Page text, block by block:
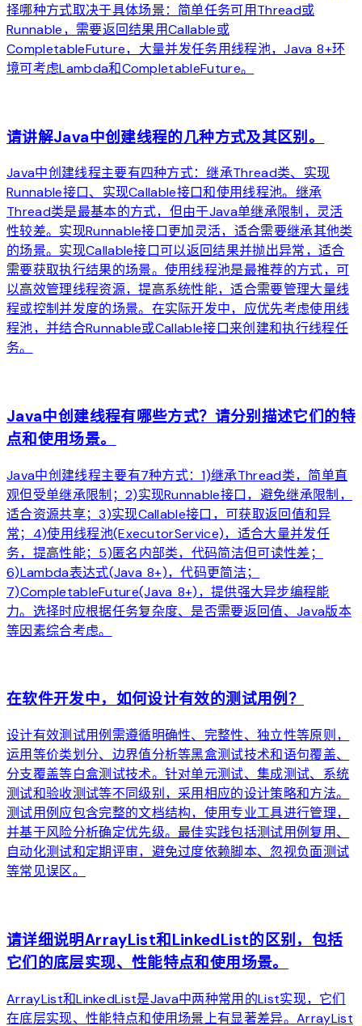
择哪种方式取决于具体场景：简单任务可用Thread或
Runnable，需要返回结果用Callable或
CompletableFuture，大量并发任务用线程池，Java 8+环
境可考虑Lambda和CompletableFuture。
请讲解Java中创建线程的几种方式及其区别。
Java中创建线程主要有四种方式：继承Thread类、实现
Runnable接口、实现Callable接口和使用线程池。继承
Thread类是最基本的方式，但由于Java单继承限制，灵活
性较差。实现Runnable接口更加灵活，适合需要继承其他类
的场景。实现Callable接口可以返回结果并抛出异常，适合
需要获取执行结果的场景。使用线程池是最推荐的方式，可
以高效管理线程资源，提高系统性能，适合需要管理大量线
程或控制并发度的场景。在实际开发中，应优先考虑使用线
程池，并结合Runnable或Callable接口来创建和执行线程任
务。
Java中创建线程有哪些方式？请分别描述它们的特
点和使用场景。
Java中创建线程主要有7种方式：1)继承Thread类，简单直
观但受单继承限制；2)实现Runnable接口，避免继承限制，
适合资源共享；3)实现Callable接口，可获取返回值和异
常；4)使用线程池(ExecutorService)，适合大量并发任
务，提高性能；5)匿名内部类，代码简洁但可读性差；
6)Lambda表达式(Java 8+)，代码更简洁；
7)CompletableFuture(Java 8+)，提供强大异步编程能
力。选择时应根据任务复杂度、是否需要返回值、Java版本
等因素综合考虑。
在软件开发中，如何设计有效的测试用例？
设计有效测试用例需遵循明确性、完整性、独立性等原则，
运用等价类划分、边界值分析等黑盒测试技术和语句覆盖、
分支覆盖等白盒测试技术。针对单元测试、集成测试、系统
测试和验收测试等不同级别，采用相应的设计策略和方法。
测试用例应包含完整的文档结构，使用专业工具进行管理，
并基于风险分析确定优先级。最佳实践包括测试用例复用、
自动化测试和定期评审，避免过度依赖脚本、忽视负面测试
等常见误区。
请详细说明ArrayList和LinkedList的区别，包括
它们的底层实现、性能特点和使用场景。
ArrayList和LinkedList是Java中两种常用的List实现，它们
在底层实现、性能特点和使用场景上有显著差异。ArrayList